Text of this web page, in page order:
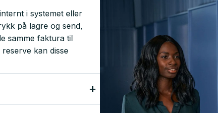
i systemet eller
på lagre og send,
samme faktura til
kan disse
+
EHF, eller